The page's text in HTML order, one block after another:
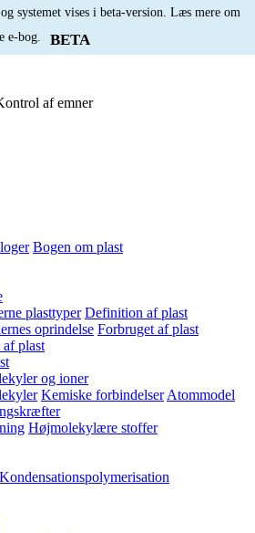
systemet vises i beta-version. Læs mere om
e-bog.
BETA
af emner
Bogen om plast
plasttyper Definition af plast
oprindelse Forbruget af plast
af plast
og ioner
Kemiske forbindelser Atommodel
Højmolekylære stoffer
Kondensationspolymerisation